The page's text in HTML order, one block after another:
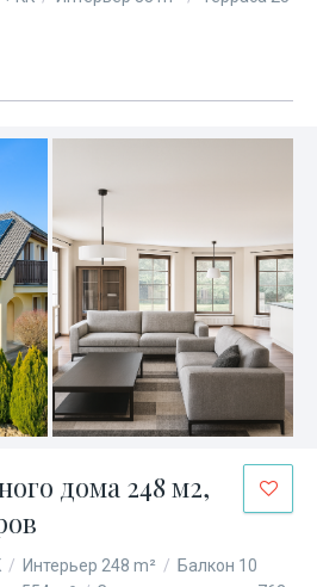
дома 248 м2,
/ Интерьер 248 m² / Балкон 10